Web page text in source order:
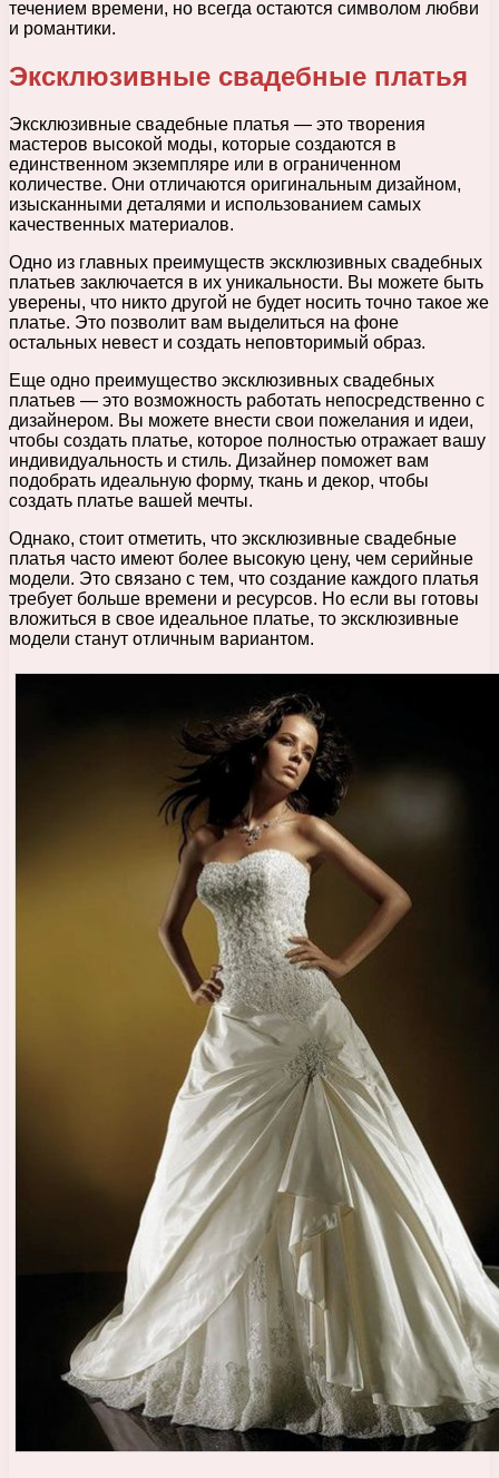
течением времени, но всегда остаются символом любви
и романтики.
Эксклюзивные свадебные платья
Эксклюзивные свадебные платья — это творения
мастеров высокой моды, которые создаются в
единственном экземпляре или в ограниченном
количестве. Они отличаются оригинальным дизайном,
изысканными деталями и использованием самых
качественных материалов.
Одно из главных преимуществ эксклюзивных свадебных
платьев заключается в их уникальности. Вы можете быть
уверены, что никто другой не будет носить точно такое же
платье. Это позволит вам выделиться на фоне
остальных невест и создать неповторимый образ.
Еще одно преимущество эксклюзивных свадебных
платьев — это возможность работать непосредственно с
дизайнером. Вы можете внести свои пожелания и идеи,
чтобы создать платье, которое полностью отражает вашу
индивидуальность и стиль. Дизайнер поможет вам
подобрать идеальную форму, ткань и декор, чтобы
создать платье вашей мечты.
Однако, стоит отметить, что эксклюзивные свадебные
платья часто имеют более высокую цену, чем серийные
модели. Это связано с тем, что создание каждого платья
требует больше времени и ресурсов. Но если вы готовы
вложиться в свое идеальное платье, то эксклюзивные
модели станут отличным вариантом.